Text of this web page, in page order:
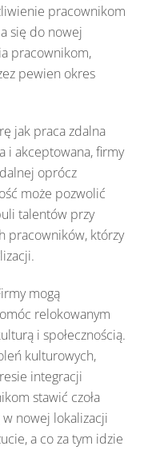
pracownikom
się do nowej
pracownikom,
pewien okres
jak praca zdalna
i akceptowana, firmy
oprócz
może pozwolić
talentów przy
pracowników, którzy
mogą
relokowanym
i społecznością.
kulturowych,
integracji
stawić czoła
nowej lokalizacji
a co za tym idzie